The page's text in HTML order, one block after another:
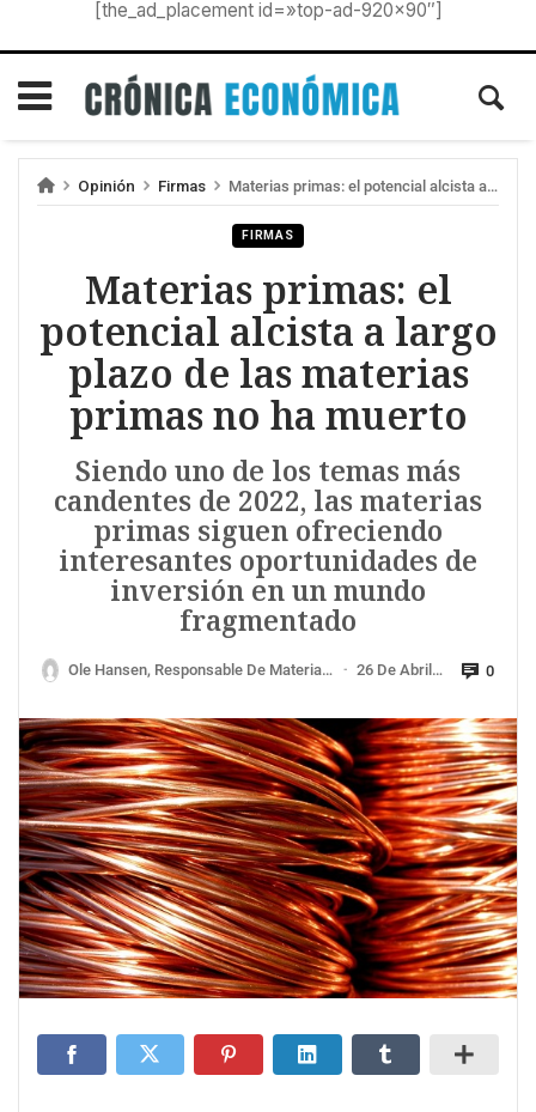
[the_ad_placement id=»top-ad-920×90″]
Opinión Firmas Materias primas: el potencial alcista a largo plazo de las materias primas no ha muerto
FIRMAS
Materias primas: el
potencial alcista a largo
plazo de las materias
primas no ha muerto
Siendo uno de los temas más
candentes de 2022, las materias
primas siguen ofreciendo
interesantes oportunidades de
inversión en un mundo
fragmentado
Ole Hansen, Responsable De Materias Primas De Saxo Bank — 26 De Abril De 2023 0